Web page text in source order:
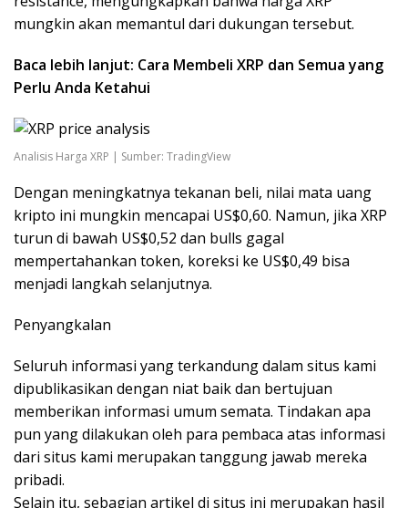
mungkin akan memantul dari dukungan tersebut.
Baca lebih lanjut: Cara Membeli XRP dan Semua yang
Perlu Anda Ketahui
Analisis Harga XRP | Sumber: TradingView
Dengan meningkatnya tekanan beli, nilai mata uang
kripto ini mungkin mencapai US$0,60. Namun, jika XRP
turun di bawah US$0,52 dan bulls gagal
mempertahankan token, koreksi ke US$0,49 bisa
menjadi langkah selanjutnya.
Penyangkalan
Seluruh informasi yang terkandung dalam situs kami
dipublikasikan dengan niat baik dan bertujuan
memberikan informasi umum semata. Tindakan apa
pun yang dilakukan oleh para pembaca atas informasi
dari situs kami merupakan tanggung jawab mereka
pribadi.
Selain itu, sebagian artikel di situs ini merupakan hasil